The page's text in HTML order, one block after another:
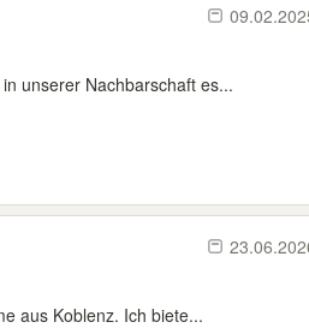
unserer Nachbarschaft es...
aus Koblenz. Ich biete...